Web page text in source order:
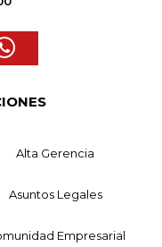
Alta Gerencia
Asuntos Legales
Empresarial